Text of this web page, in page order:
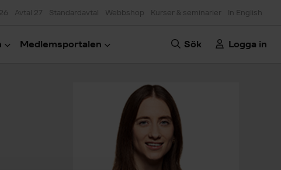
Avtal 27 Standardavtal Webbshop Kurser & seminarier In English
Medlemsportalen Sök Logga in